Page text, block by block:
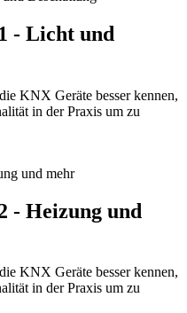
- Licht und
KNX Geräte besser kennen,
in der Praxis um zu
- Heizung und
KNX Geräte besser kennen,
in der Praxis um zu